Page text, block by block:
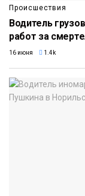
Происшествия
Водитель
работ за
16 июня 1.4k